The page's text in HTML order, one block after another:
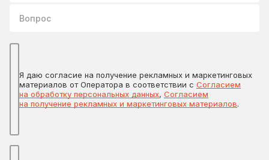
Я даю согласие на получение рекламных и маркетинговых
материалов от Оператора в соответствии с Согласием
на обработку персональных данных, Согласием
на получение рекламных и маркетинговых материалов.